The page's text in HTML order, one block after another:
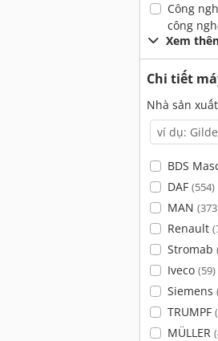
Công
công
Xem
Chi tiết
Nhà sản
BDS
DAF (554)
MAN
Renault
Stromab
Iveco (59)
Siemens
TRUMPF
MÜLLER